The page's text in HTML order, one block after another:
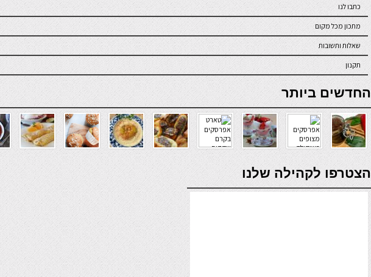
כתבו לנו
מתכון מכל מקום
שאלות ותשובות
תקנון
online casino
החדשים ביותר
verde casino
הצטרפו לקהילה שלנו